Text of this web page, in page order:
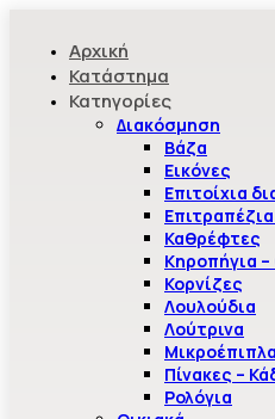
Αρχική
Κατάστημα
Κατηγορίες
Διακόσμηση
Βάζα
Εικόνες
Επιτοίχια
Καθρέφτες
Κηροπήγια –
Κορνίζες
Λουλούδια
Λούτρινα
Μικροέπιπλα
Πίνακες –
Ρολόγια